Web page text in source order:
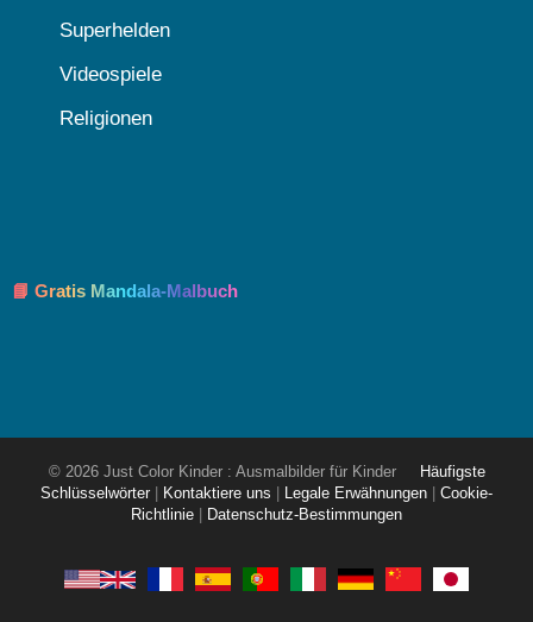
Superhelden
Videospiele
Religionen
📘 Gratis Mandala-Malbuch
© 2026 Just Color Kinder : Ausmalbilder für Kinder
Häufigste
Schlüsselwörter
Kontaktiere uns Legale Erwähnungen
Cookie-
Richtlinie
Datenschutz-Bestimmungen